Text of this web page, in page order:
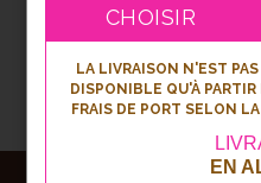
CHOISIR
LA LIVRAISON N'EST
DISPONIBLE QU'À
FRAIS DE PORT SELON
EN